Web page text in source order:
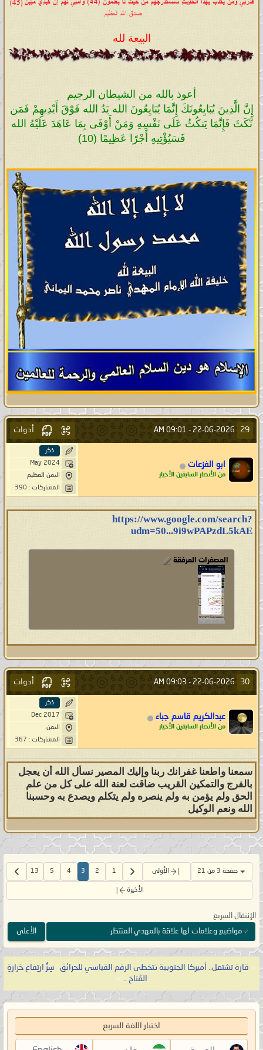
البيعة لله
أعوذ بالله من الشيطان الرجيم
إِنَّ الَّذِينَ يُبَايِعُونَكَ إِنَّمَا يُبَايِعُونَ الله يَدُ الله فَوْقَ أَيْدِيهِمْ فَمَن
نَّكَثَ فَإِنَّمَا يَنكُثُ عَلَى نَفْسِهِ وَمَنْ أَوْفَى بِمَا عَاهَدَ عَلَيْهُ الله
فَسَيُؤْتِيهِ أَجْرًا عَظِيمًا (10)
29
22-06-2026 -
09:01 AM أدوات
ابو الفزعات
من الأنصار السابقين الأخيار
ذكر
May 2024
اليمن العظيم
المشاركات : 390
https://www.google.com/search?
udm=50...9i9wPAPzdL5kAE
المصغرات المرفقة
30
22-06-2026 -
09:03 AM أدوات
عبدالكريم قاسم جباء
من الأنصار السابقين الأخيار
ذكر
Dec 2017
اليمن
المشاركات : 367
سمعنا واطعنا غفرانك ربنا وإليك المصير نسأل الله أن يعجل
بالفرج والتمكين القريب ضاقت لعنة الله على كل من علم
الحق ولم يؤمن به ولم ينصره ولم يتكلم ويصدع به وحسبنا
الله ونعم الوكيل
صفحة 3 من 21 الأولى 1
2
3
4
5
13
الأخيرة
الإنتقال السريع
مواضيع وعلامات لها علاقة بالمهدي المنتظر
الأعلى
« قارة تشتعل.. أميركا الجنوبية تتخطى الرقم القياسي للحرائق
سِرُّ ارتِفاع حَرارةِ
المُناخ ..
»
اختيار اللغة السريع